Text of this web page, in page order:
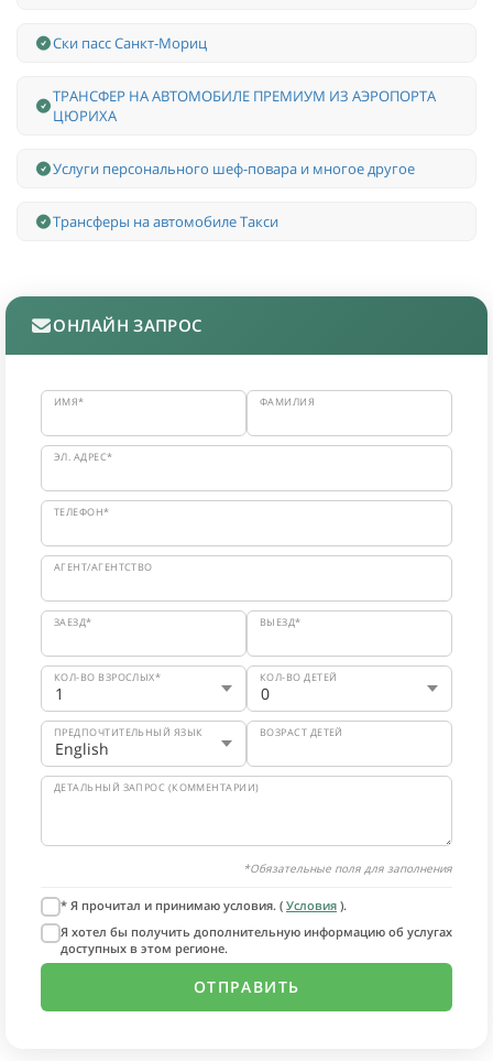
Ски пасс Санкт-Мориц
ТРАНСФЕР НА АВТОМОБИЛЕ ПРЕМИУМ ИЗ АЭРОПОРТА
ЦЮРИХА
Услуги персонального шеф-повара и многое другое
Трансферы на автомобиле Такси
ОНЛАЙН ЗАПРОС
ИМЯ* ФАМИЛИЯ
ЭЛ. АДРЕС*
ТЕЛЕФОН*
АГЕНТ/АГЕНТСТВО
ЗАЕЗД* ВЫЕЗД*
КОЛ-ВО ВЗРОСЛЫХ* КОЛ-ВО ДЕТЕЙ
ПРЕДПОЧТИТЕЛЬНЫЙ ЯЗЫК ВОЗРАСТ ДЕТЕЙ
ДЕТАЛЬНЫЙ ЗАПРОС (КОММЕНТАРИИ)
*Обязательные поля для заполнения
* Я прочитал и принимаю условия. ( Условия ).
Я хотел бы получить дополнительную информацию об услугах
доступных в этом регионе.